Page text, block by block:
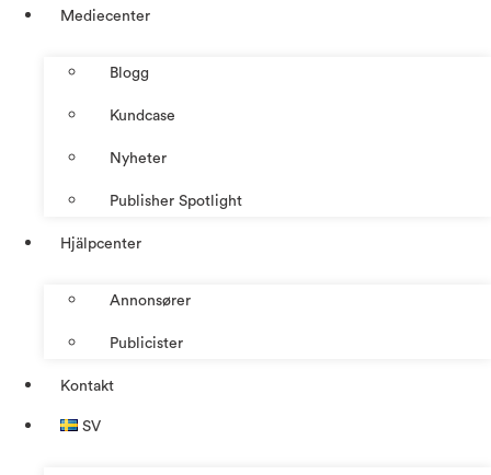
Mediecenter
Blogg
Kundcase
Nyheter
Publisher Spotlight
Hjälpcenter
Annonsører
Publicister
Kontakt
SV